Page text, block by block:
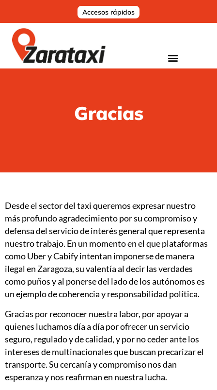
Accesos rápidos
Gracias
Desde el sector del taxi queremos expresar nuestro
más profundo agradecimiento por su compromiso y
defensa del servicio de interés general que representa
nuestro trabajo. En un momento en el que plataformas
como Uber y Cabify intentan imponerse de manera
ilegal en Zaragoza, su valentía al decir las verdades
como puños y al ponerse del lado de los autónomos es
un ejemplo de coherencia y responsabilidad política.
Gracias por reconocer nuestra labor, por apoyar a
quienes luchamos día a día por ofrecer un servicio
seguro, regulado y de calidad, y por no ceder ante los
intereses de multinacionales que buscan precarizar el
transporte. Su cercanía y compromiso nos dan
esperanza y nos reafirman en nuestra lucha.